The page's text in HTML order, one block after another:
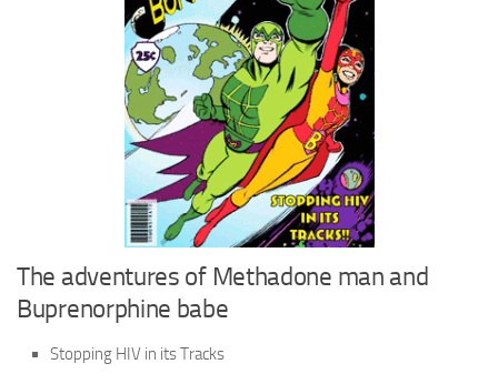
The adventures of Methadone man and
Buprenorphine babe
Stopping HIV in its Tracks